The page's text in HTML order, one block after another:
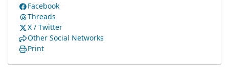
Facebook
Threads
X / Twitter
Other Social Networks
Print